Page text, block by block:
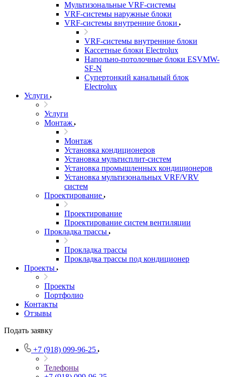
Мультизональные VRF-системы
VRF-системы наружные блоки
VRF-системы внутренние блоки
VRF-системы внутренние блоки
Кассетные блоки Electrolux
Напольно-потолочные блоки ESVMW-
SF-N
Супертонкий канальный блок
Electrolux
Услуги
Услуги
Монтаж
Монтаж
Установка кондиционеров
Установка мультисплит-систем
Установка промышленных кондиционеров
Установка мультизональных VRF/VRV
систем
Проектирование
Проектирование
Проектирование систем вентиляции
Прокладка трассы
Прокладка трассы
Прокладка трассы под кондиционер
Проекты
Проекты
Портфолио
Контакты
Отзывы
Подать заявку
+7 (918) 099-96-25
Телефоны